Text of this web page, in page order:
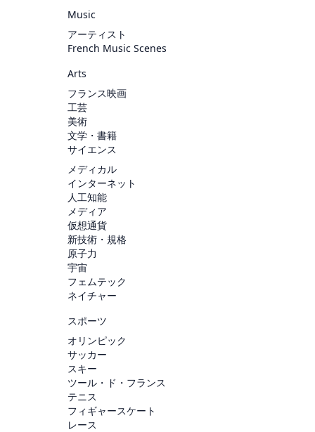
Music
アーティスト
French Music Scenes
Arts
フランス映画
工芸
美術
文学・書籍
サイエンス
メディカル
インターネット
人工知能
メディア
仮想通貨
新技術・規格
原子力
宇宙
フェムテック
ネイチャー
スポーツ
オリンピック
サッカー
スキー
ツール・ド・フランス
テニス
フィギャースケート
レース